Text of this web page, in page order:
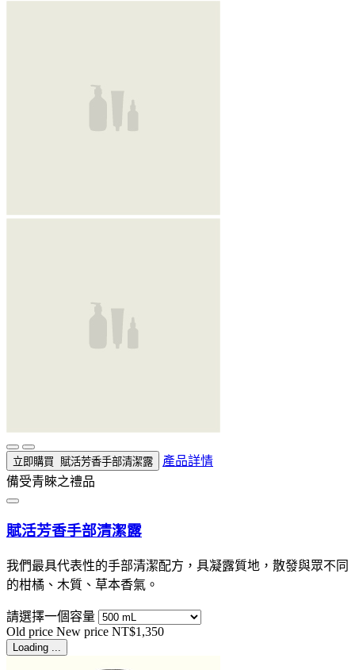
立即購買 賦活芳香手部清潔露
產品詳情
備受青睞之禮品
賦活芳香手部清潔露
我們最具代表性的手部清潔配方，具凝露質地，散發與眾不同
的柑橘、木質、草本香氣。
請選擇一個容量
Old price New price NT$1,350
Loading ...